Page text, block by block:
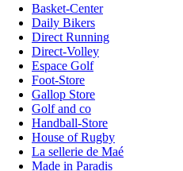
Basket-Center
Daily Bikers
Direct Running
Direct-Volley
Espace Golf
Foot-Store
Gallop Store
Golf and co
Handball-Store
House of Rugby
La sellerie de Maé
Made in Paradis